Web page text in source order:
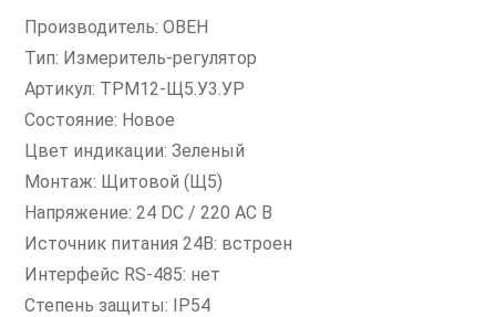
Производитель: ОВЕН
Тип: Измеритель-регулятор
Артикул: ТРМ12-Щ5.У3.УР
Состояние: Новое
Цвет индикации: Зеленый
Монтаж: Щитовой (Щ5)
Напряжение: 24 DC / 220 AC В
Источник питания 24В: встроен
Интерфейс RS-485: нет
Степень защиты: IP54